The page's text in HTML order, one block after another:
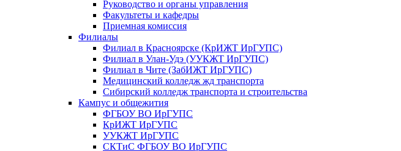
Руководство и органы управления
Факультеты и кафедры
Приемная комиссия
Филиалы
Филиал в Красноярске (КрИЖТ ИрГУПС)
Филиал в Улан-Удэ (УУКЖТ ИрГУПС)
Филиал в Чите (ЗабИЖТ ИрГУПС)
Медицинский колледж жд транспорта
Сибирский колледж транспорта и строительства
Кампус и общежития
ФГБОУ ВО ИрГУПС
КрИЖТ ИрГУПС
УУКЖТ ИрГУПС
СКТиС ФГБОУ ВО ИрГУПС